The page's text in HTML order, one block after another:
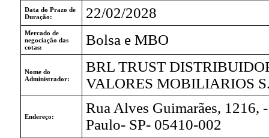
Data do Prazo de
Duração:
22/02/2028
Mercado de
negociação das
cotas:
Bolsa e MBO
Nome do
Administrador:
BRL TRUST
VALORES MOBILIARIOS
Endereço:
Rua Alves Guimarães, 1216,
Paulo- SP- 05410-002